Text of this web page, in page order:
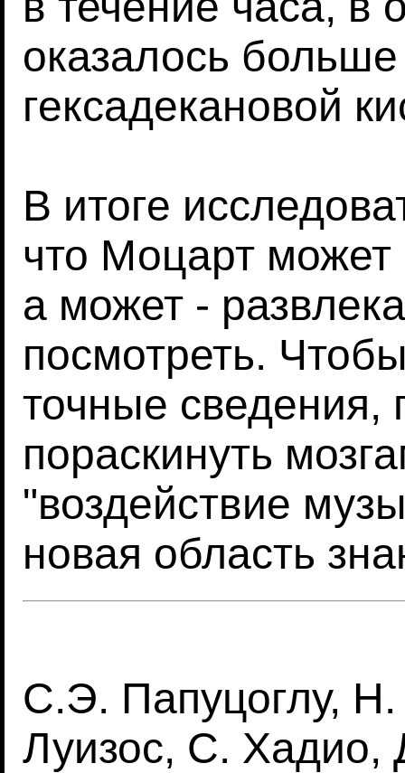
оказалось
гексадекановой
В итоге
что Моцарт может
а может -
посмотреть.
точные сведения,
пораскинуть
"воздействие
новая область
С.Э. Папуцоглу,
Луизос, С. Хадио,